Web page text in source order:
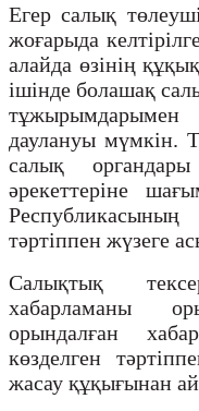
Егер салық
жоғарыда
алайда өзінің
ішінде болашақ
тұжырымдарымен
даулануы мүмкін.
салық
әрекеттеріне
тәртіппен жүзеге
Салықтық
хабарламаны
орындалған
көзделген
жасау құқығынан